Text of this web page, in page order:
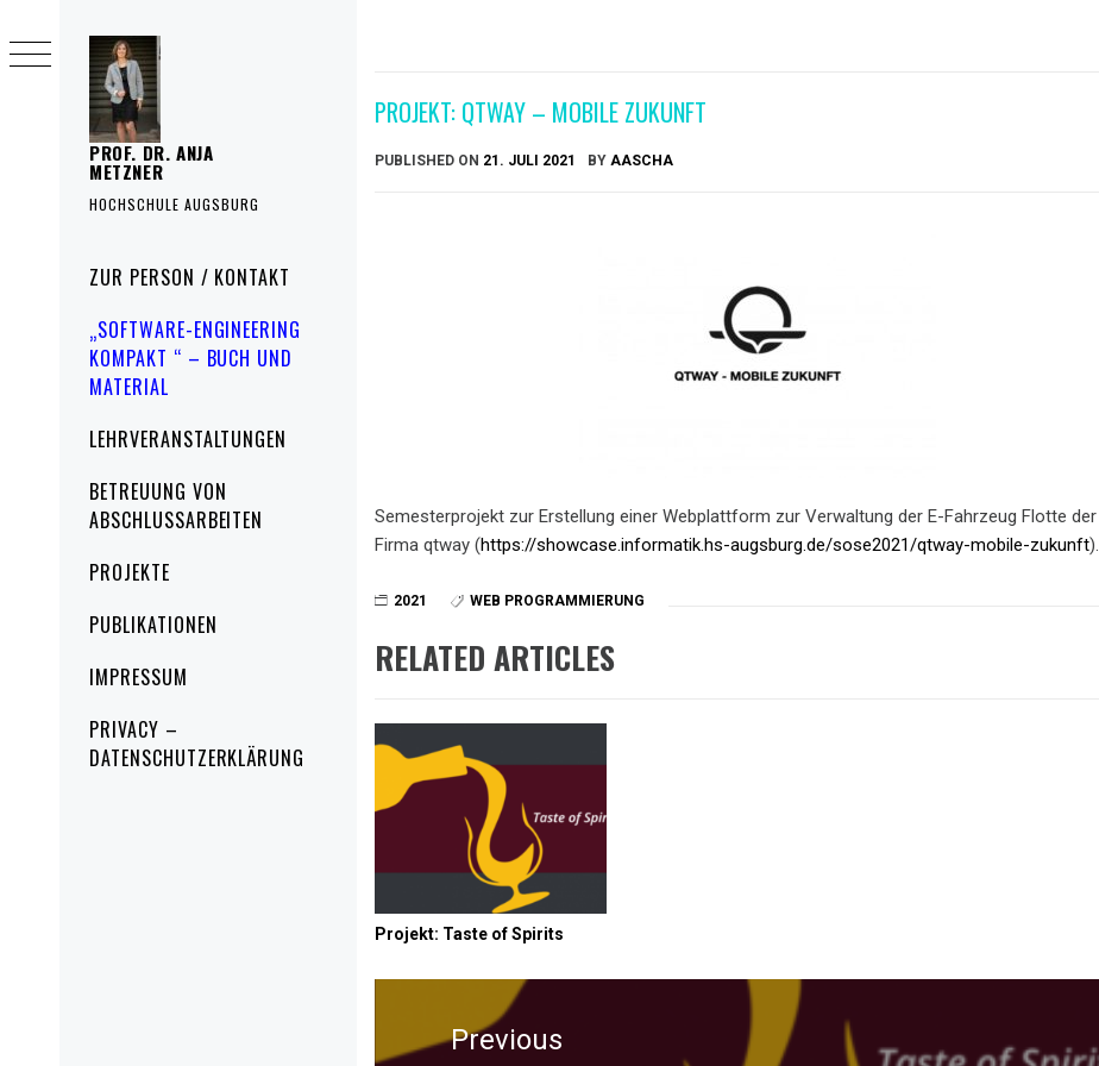
PROF. DR. ANJA
METZNER
HOCHSCHULE AUGSBURG
Primary
Menu
ZUR PERSON / KONTAKT
„SOFTWARE-ENGINEERING
KOMPAKT “ – BUCH UND
MATERIAL
LEHRVERANSTALTUNGEN
BETREUUNG VON
ABSCHLUSSARBEITEN
PROJEKTE
PUBLIKATIONEN
IMPRESSUM
PRIVACY –
DATENSCHUTZERKLÄRUNG
to
content
PROJEKT: QTWAY – MOBILE ZUKUNFT
PUBLISHED ON 21. JULI 2021 BY AASCHA
Semesterprojekt zur Erstellung einer Webplattform zur Verwaltung der E-Fahrzeug Flotte der
Firma qtway (https://showcase.informatik.hs-augsburg.de/sose2021/qtway-mobile-zukunft).
2021 WEB PROGRAMMIERUNG
RELATED ARTICLES
Projekt: Taste of Spirits
NavigationPrevious